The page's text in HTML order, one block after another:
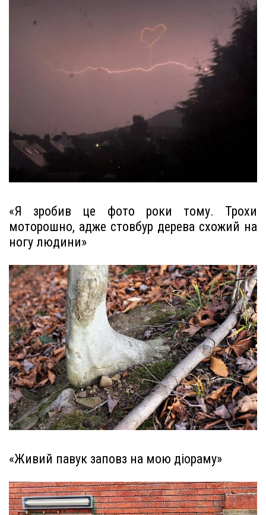
«Я зробив це фото роки тому. Трохи
моторошно, адже стовбур дерева схожий на
ногу людини»
«Живий павук заповз на мою діораму»